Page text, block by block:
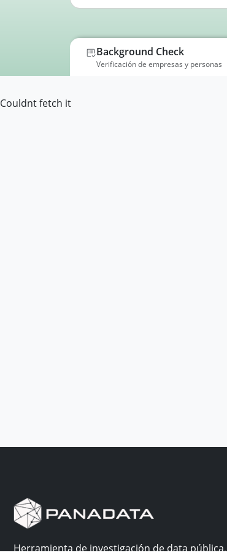
Background Check
Verificación de empresas y personas
Couldnt fetch it
Herramienta de investigación de data pública,